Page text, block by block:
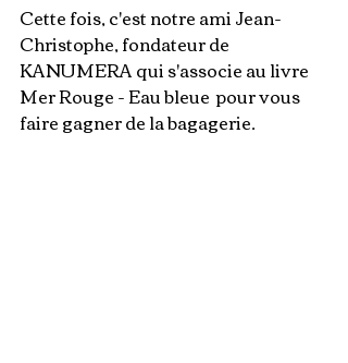
Cette fois, c'est notre ami Jean-
Christophe, fondateur de
KANUMERA qui s'associe au livre
Mer Rouge - Eau bleue  pour vous
faire gagner de la bagagerie.